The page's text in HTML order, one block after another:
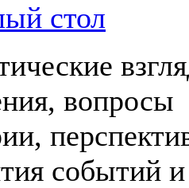
стол
вопросы
событий